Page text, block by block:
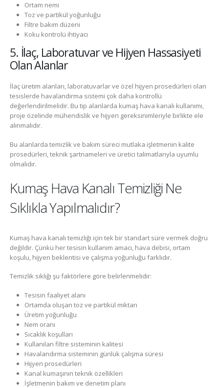
Ortam nemi
Toz ve partikül yoğunluğu
Filtre bakım düzeni
Koku kontrolü ihtiyacı
5. İlaç, Laboratuvar ve Hijyen Hassasiyeti
Olan Alanlar
İlaç üretim alanları, laboratuvarlar ve özel hijyen prosedürleri olan
tesislerde havalandırma sistemi çok daha kontrollü
değerlendirilmelidir. Bu tip alanlarda kumaş hava kanalı kullanımı,
proje özelinde mühendislik ve hijyen gereksinimleriyle birlikte ele
alınmalıdır.
Bu alanlarda temizlik ve bakım süreci mutlaka işletmenin kalite
prosedürleri, teknik şartnameleri ve üretici talimatlarıyla uyumlu
olmalıdır.
Kumaş Hava Kanalı Temizliği Ne
Sıklıkla Yapılmalıdır?
Kumaş hava kanalı temizliği için tek bir standart süre vermek doğru
değildir. Çünkü her tesisin kullanım amacı, hava debisi, ortam
koşulu, hijyen beklentisi ve çalışma yoğunluğu farklıdır.
Temizlik sıklığı şu faktörlere göre belirlenmelidir:
Tesisin faaliyet alanı
Ortamda oluşan toz ve partikül miktarı
Üretim yoğunluğu
Nem oranı
Sıcaklık koşulları
Kullanılan filtre sisteminin kalitesi
Havalandırma sisteminin günlük çalışma süresi
Hijyen prosedürleri
Kanal kumaşının teknik özellikleri
İşletmenin bakım ve denetim planı